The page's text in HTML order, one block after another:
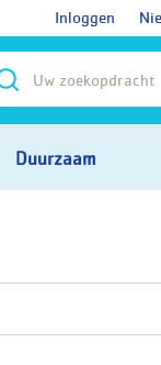
Inloggen
Duurzaam